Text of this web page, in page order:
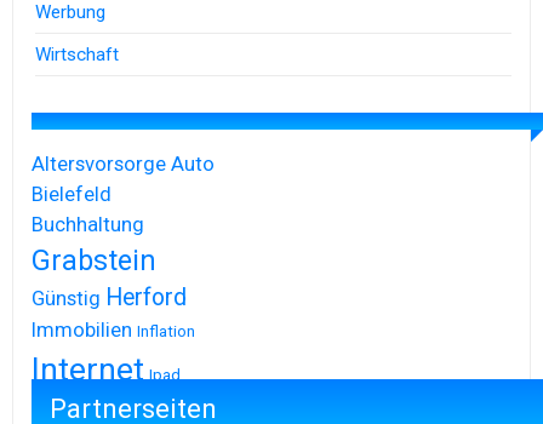
Werbung
Wirtschaft
Altersvorsorge Auto
Bielefeld
Buchhaltung
Grabstein
Günstig Herford
Immobilien Inflation
Internet Ipad
Iphone
Partnerseiten